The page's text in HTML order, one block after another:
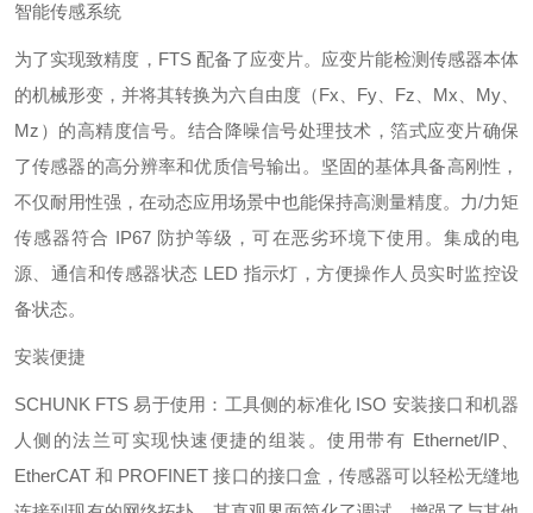
智能传感系统
为了实现致精度，FTS 配备了应变片。应变片能检测传感器本体
的机械形变，并将其转换为六自由度（Fx、Fy、Fz、Mx、My、
Mz）的高精度信号。结合降噪信号处理技术，箔式应变片确保
了传感器的高分辨率和优质信号输出。坚固的基体具备高刚性，
不仅耐用性强，在动态应用场景中也能保持高测量精度。力/力矩
传感器符合 IP67 防护等级，可在恶劣环境下使用。集成的电
源、通信和传感器状态 LED 指示灯，方便操作人员实时监控设
备状态。
安装便捷
SCHUNK FTS 易于使用：工具侧的标准化 ISO 安装接口和机器
人侧的法兰可实现快速便捷的组装。使用带有 Ethernet/IP、
EtherCAT 和 PROFINET 接口的接口盒，传感器可以轻松无缝地